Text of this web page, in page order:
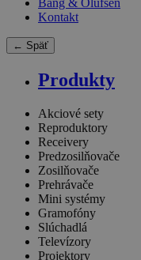
Bang & Olufsen
Kontakt
← Späť
Produkty
Akciové sety
Reproduktory
Receivery
Predzosilňovače
Zosilňovače
Prehrávače
Mini systémy
Gramofóny
Slúchadlá
Televízory
Projektory